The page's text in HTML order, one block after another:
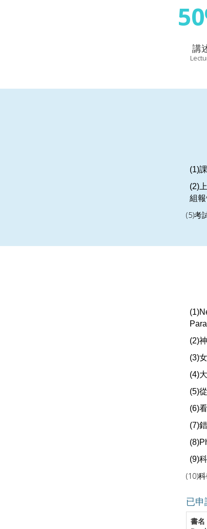
講
(1)
(2)
組
(5)考
(2)
(3)
(4)
(5)從
(6)
(7)
(9)
(10)科
已
書名